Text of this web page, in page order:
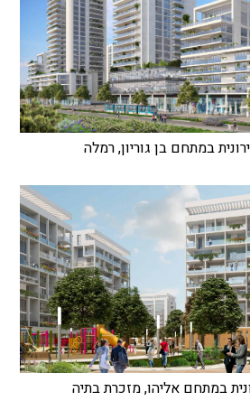
במתחם בן גוריון, רמלה
במתחם אליהו, מזכרת בתיה